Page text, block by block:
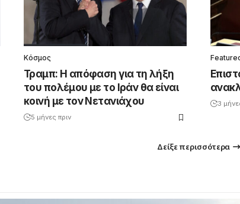
Κόσμος
Τραμπ: Η απόφαση για τη λήξη
του πολέμου με το Ιράν θα είναι
κοινή με τον Νετανιάχου
5 μήνες πριν
3
Δείξε περισσότερα